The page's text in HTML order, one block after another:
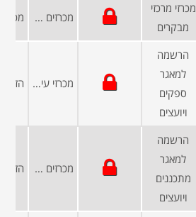
מכרזי מרכזי
מבקרים
מכרזים ממשלתיים
הרשמה
למאגר
ספקים
ויועצים
מכרזי עיריות ומועצות
הרשמה
למאגר
מתכננים
ויועצים
מכרזים פומביים